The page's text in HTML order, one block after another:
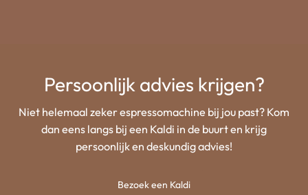
Persoonlijk advies krijgen?
Niet helemaal zeker espressomachine bij jou past? Kom
dan eens langs bij een Kaldi in de buurt en krijg
persoonlijk en deskundig advies!
Bezoek een Kaldi